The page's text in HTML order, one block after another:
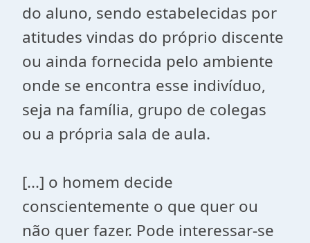
do aluno, sendo estabelecidas por
atitudes vindas do próprio discente
ou ainda fornecida pelo ambiente
onde se encontra esse indivíduo,
seja na família, grupo de colegas
ou a própria sala de aula.
[...] o homem decide
conscientemente o que quer ou
não quer fazer. Pode interessar-se